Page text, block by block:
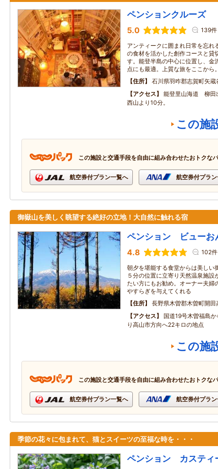
ペンションクルーズ
5.0 139件
アンティークに囲まれ日常を忘れ
の食材を活かした創作コースと貸
す。能登半島の中心に位置し、金
点にも最適。上質な旅をここから
住所
石川県羽咋郡志賀町矢
アクセス
能登里山海道 柳田
西山より10分。
この施
この施設と交通手段を自由に組み合わせたおトクな
航空券付プラン一覧へ 航空券付プラ
御嶽山を美しく眺望する絶好の立地！大自然に触れる宿
ペンション ビューお
4.8 102件
朝夕を堪能する食堂からは美しい
５分の位置に立寄り天然温泉施設
たい方にもお勧め。オーナー夫婦
やすらぎを与えてくれる
住所
長野県木曽郡木曽町開田
アクセス
国道19号木曽福島
り高山市方向へ22キロの地点
この施
この施設と交通手段を自由に組み合わせたおトクな
航空券付プラン一覧へ 航空券付プラ
季節の花々に包まれて、猫とスイーツの至福な時を・・・
ペンション カスティ